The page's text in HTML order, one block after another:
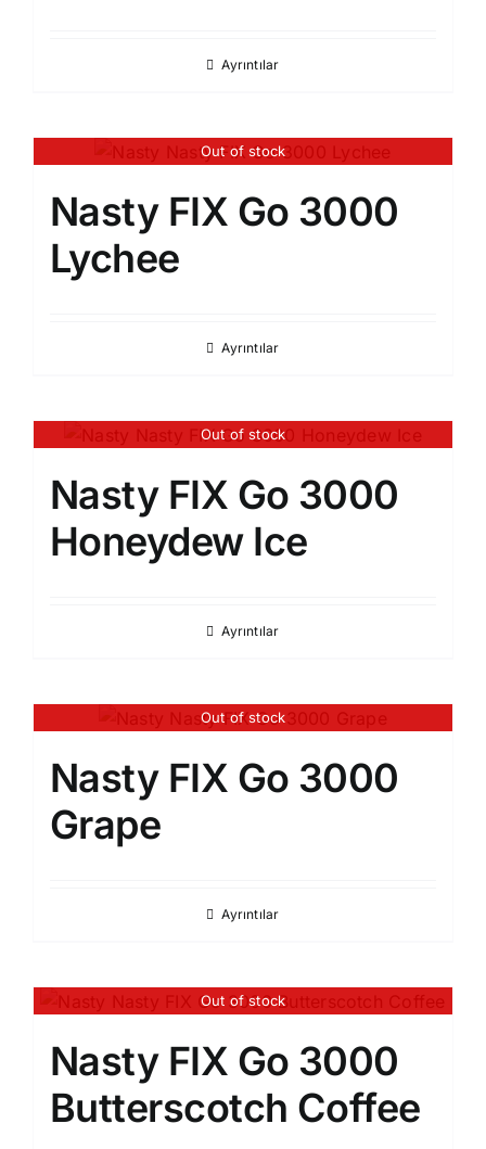
Ayrıntılar
Out of stock
Nasty FIX Go 3000
Lychee
Ayrıntılar
Out of stock
Nasty FIX Go 3000
Honeydew Ice
Ayrıntılar
Out of stock
Nasty FIX Go 3000
Grape
Ayrıntılar
Out of stock
Nasty FIX Go 3000
Butterscotch Coffee​